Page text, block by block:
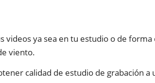
videos ya sea en tu estudio o de
viento.
calidad de estudio de grabación